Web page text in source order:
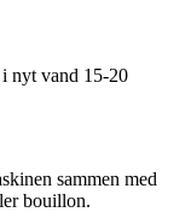
nyt vand 15-20
sammen med
bouillon.